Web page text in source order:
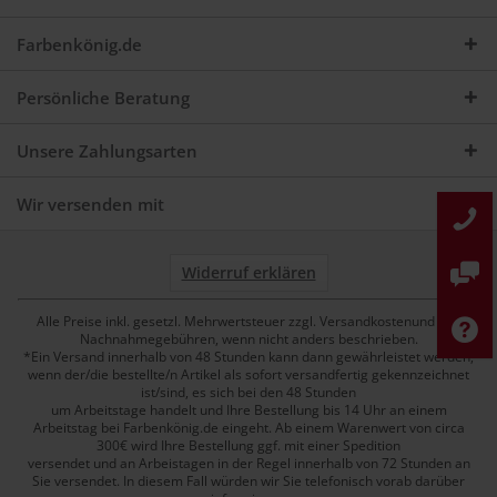
Farbenkönig.de
Persönliche Beratung
Unsere Zahlungsarten
Wir versenden mit
Widerruf erklären
Alle Preise inkl. gesetzl. Mehrwertsteuer zzgl. Versandkostenund ggf.
Nachnahmegebühren, wenn nicht anders beschrieben.
*Ein Versand innerhalb von 48 Stunden kann dann gewährleistet werden,
wenn der/die bestellte/n Artikel als sofort versandfertig gekennzeichnet
ist/sind, es sich bei den 48 Stunden
um Arbeitstage handelt und Ihre Bestellung bis 14 Uhr an einem
Arbeitstag bei Farbenkönig.de eingeht. Ab einem Warenwert von circa
300€ wird Ihre Bestellung ggf. mit einer Spedition
versendet und an Arbeistagen in der Regel innerhalb von 72 Stunden an
Sie versendet. In diesem Fall würden wir Sie telefonisch vorab darüber